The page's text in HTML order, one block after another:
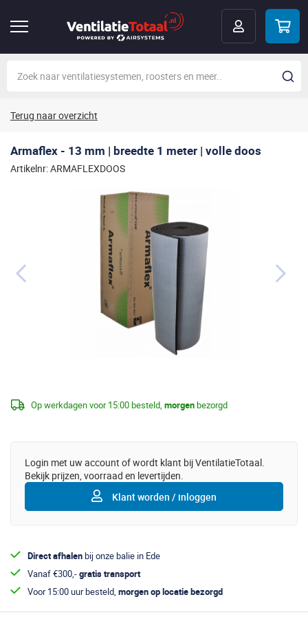
Terug naar overzicht
Armaflex - 13 mm | breedte 1 meter | volle doos
Artikelnr: ARMAFLEXDOOS
Op werkdagen voor 15:00 besteld, morgenbezorgd
Direct afhalenbij onze balie in Ede
Vanaf €300,-gratis transport
Voor 15:00 uur besteld, morgen op locatie bezorgd
Login met uw account of wordt klant bij VentilatieTotaal.
Bekijk prijzen, voorraad en levertijden.
Klant worden / inloggen